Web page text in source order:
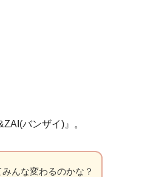
バンザイ)』。
みんな変わるのかな？